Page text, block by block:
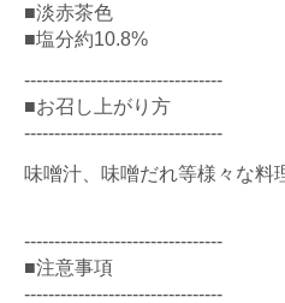
■淡赤茶色
■塩分約10.8%
---------------------------------
■お召し上がり方
---------------------------------
味噌汁、味噌だれ等様々な料
---------------------------------
■注意事項
---------------------------------